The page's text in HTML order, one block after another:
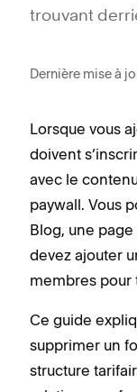
trouvant
Dernière mise à
Lorsque vous
doivent
avec le
paywall. Vous
Blog, une
devez ajouter
membres pour
Ce guide
supprimer un
structure